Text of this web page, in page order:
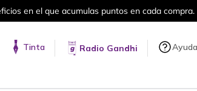
acumulas puntos en cada compra.
Tinta Radio Gandhi Ayuda